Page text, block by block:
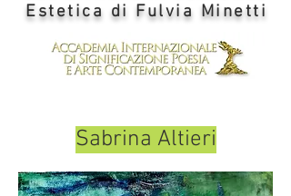
Estetica di Fulvia Minetti
Sabrina Altieri